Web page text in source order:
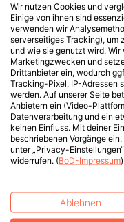
Wir nutzen Cookies und
Einige von ihnen sind
verwenden wir
serverseitiges Tracking), um
und wie sie genutzt wird.
Marketingzwecken und
Drittanbieter ein, wodurch
Tracking-Pixel, IP-Adressen
werden. Auf unserer Seite
Anbietern ein (Video-
Datenverarbeitung und ein
keinen Einfluss. Mit deiner
beschriebenen Vorgänge
unter „Privacy-
widerrufen. (BoD-Impressum)
Ablehnen